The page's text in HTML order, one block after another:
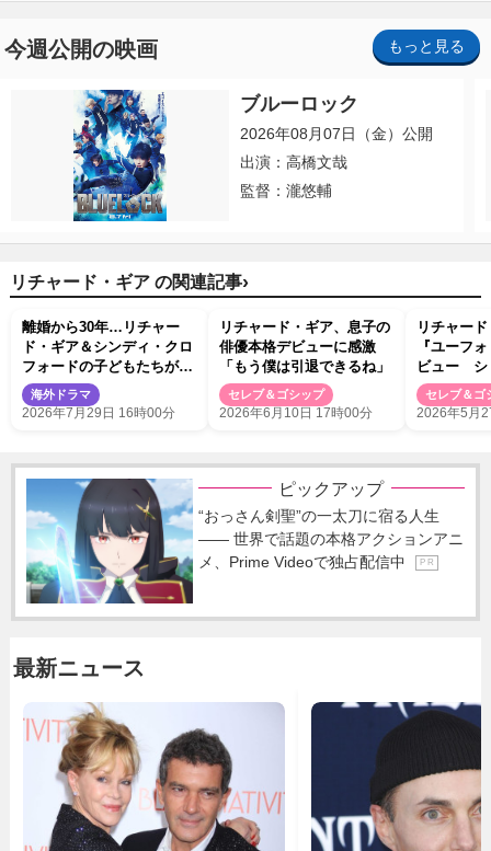
今週公開の映画 もっと見る
ブルーロック
2026年08月07日（金）公開
出演：高橋文哉
監督：瀧悠輔
リチャード・ギア の関連記事›
離婚から30年…リチャー
ド・ギア＆シンディ・クロ
フォードの子どもたちがド
ラマで共演→レッドカーペ
ットで2ショット
海外ドラマ
2026年7月29日 16時00分
リチャード・ギア、息子の
俳優本格デビューに感激
「もう僕は引退できるね」
セレブ＆ゴシップ
2026年6月10日 17時00分
リチャー
『ユーフ
ビュー シ
ーニーと
題
セレブ＆ゴ
2026年5月
ピックアップ
“おっさん剣聖”の一太刀に宿る人生
―― 世界で話題の本格アクションアニ
メ、Prime Videoで独占配信中
P R
最新ニュース